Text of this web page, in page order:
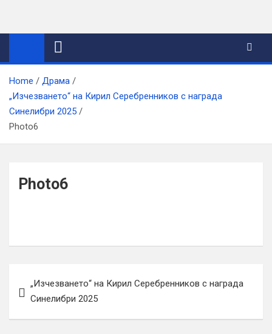
content
Home
Драма
„Изчезването“ на Кирил Серебренников с награда
Синелибри 2025
Photo6
Photo6
„Изчезването“ на Кирил Серебренников с награда
Синелибри 2025